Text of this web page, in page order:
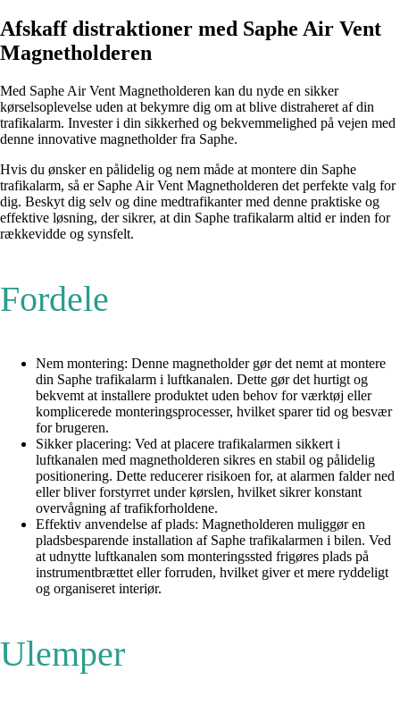
Afskaff distraktioner med Saphe Air Vent
Magnetholderen
Med Saphe Air Vent Magnetholderen kan du nyde en sikker
kørselsoplevelse uden at bekymre dig om at blive distraheret af din
trafikalarm. Invester i din sikkerhed og bekvemmelighed på vejen med
denne innovative magnetholder fra Saphe.
Hvis du ønsker en pålidelig og nem måde at montere din Saphe
trafikalarm, så er Saphe Air Vent Magnetholderen det perfekte valg for
dig. Beskyt dig selv og dine medtrafikanter med denne praktiske og
effektive løsning, der sikrer, at din Saphe trafikalarm altid er inden for
rækkevidde og synsfelt.
Fordele
Nem montering: Denne magnetholder gør det nemt at montere
din Saphe trafikalarm i luftkanalen. Dette gør det hurtigt og
bekvemt at installere produktet uden behov for værktøj eller
komplicerede monteringsprocesser, hvilket sparer tid og besvær
for brugeren.
Sikker placering: Ved at placere trafikalarmen sikkert i
luftkanalen med magnetholderen sikres en stabil og pålidelig
positionering. Dette reducerer risikoen for, at alarmen falder ned
eller bliver forstyrret under kørslen, hvilket sikrer konstant
overvågning af trafikforholdene.
Effektiv anvendelse af plads: Magnetholderen muliggør en
pladsbesparende installation af Saphe trafikalarmen i bilen. Ved
at udnytte luftkanalen som monteringssted frigøres plads på
instrumentbrættet eller forruden, hvilket giver et mere ryddeligt
og organiseret interiør.
Ulemper